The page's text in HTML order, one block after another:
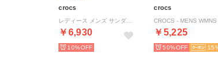
crocs
￥6,930
10%
crocs
￥5,225
50% 15